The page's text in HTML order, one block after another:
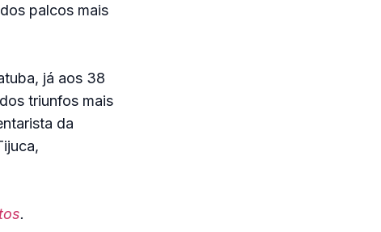
palcos mais
já aos 38
triunfos mais
da
.